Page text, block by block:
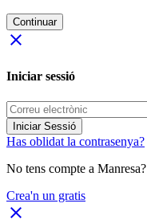
Continuar
close
Iniciar sessió
Iniciar Sessió
Has oblidat la contrasenya?
No tens compte a Manresa?
Crea'n un gratis
close